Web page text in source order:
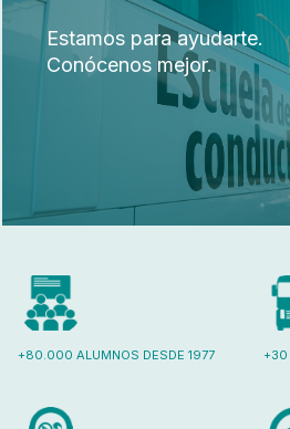
Estamos para ayudarte.
Conócenos mejor.
+80.000 ALUMNOS DESDE 1977 +30